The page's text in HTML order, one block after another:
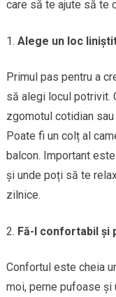
care să te ajute să te
Alege un loc
Primul pas pentru a
să alegi locul potrivit.
zgomotul cotidian
Poate fi un colț al
balcon. Important
și unde poți să te
zilnice.
Fă-l confortabil și
Confortul este cheia
moi, perne pufoase și